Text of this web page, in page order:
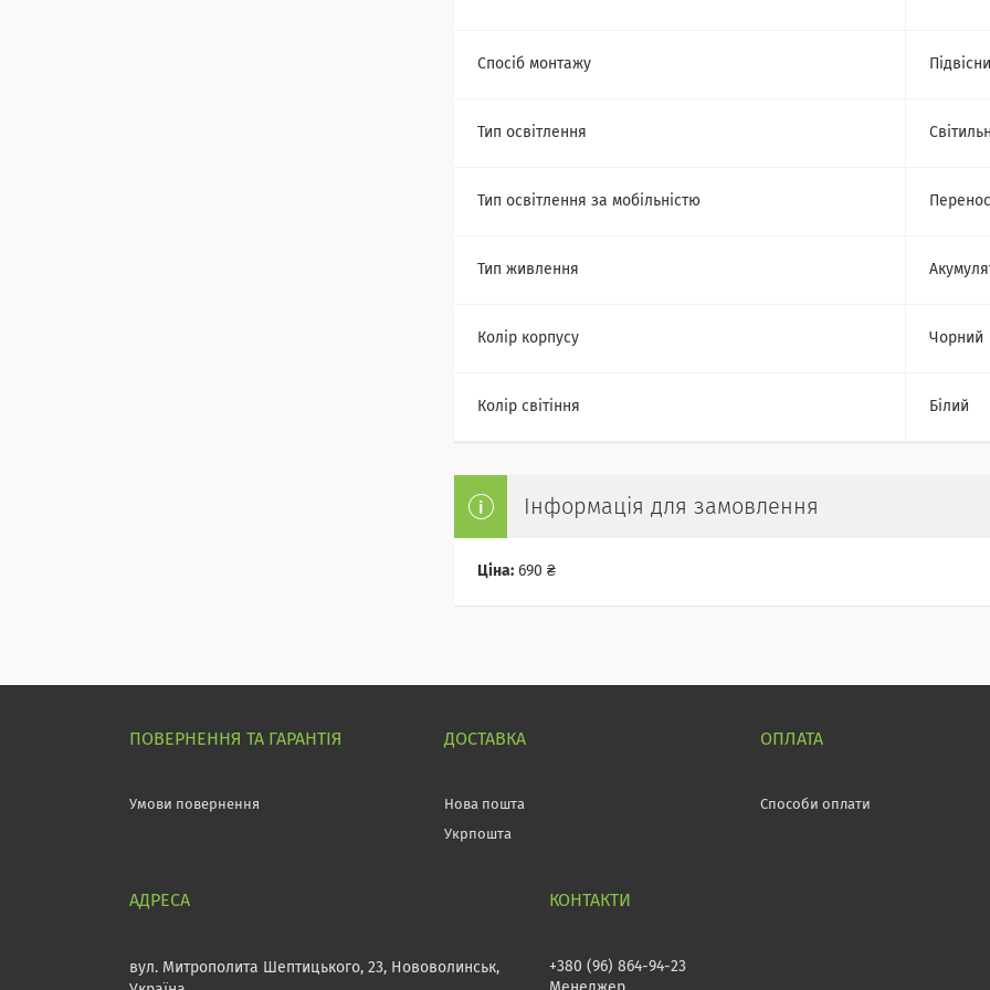
Спосіб монтажу
Тип освітлення
Тип освітлення за мобільністю
Тип живлення
Колір корпусу Чорний
Колір світіння Білий
Інформація для замовлення
Ціна: 690 ₴
ПОВЕРНЕННЯ ТА ГАРАНТІЯ
Умови повернення
ДОСТАВКА
Нова пошта
Укрпошта
ОПЛАТА
Способи оплати
вул. Митрополита Шептицького, 23, Нововолинськ,
+380 (96) 864-94-23